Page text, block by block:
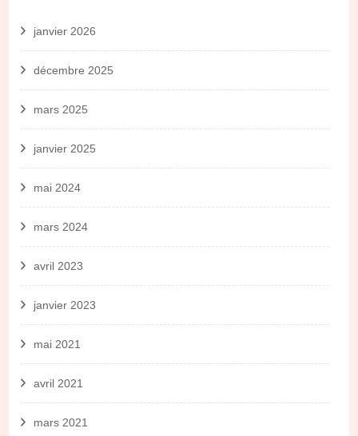
janvier 2026
décembre 2025
mars 2025
janvier 2025
mai 2024
mars 2024
avril 2023
janvier 2023
mai 2021
avril 2021
mars 2021